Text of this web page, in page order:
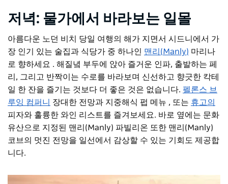
저녁: 물가에서 바라보는 일몰
아름다운 노던 비치 당일 여행의 해가 지면서 시드니에서 가
장 인기 있는 술집과 식당가 중 하나인 맨리(Manly) 마리나
로 향하세요 . 해질녘 부두에 앉아 즐거운 인파, 출발하는 페
리, 그리고 반짝이는 수로를 바라보며 신선하고 향긋한 칵테
일 한 잔을 즐기는 것보다 더 좋은 것은 없습니다. 펠론스 브
루잉 컴퍼니
장대한 전망과 지중해식 펍 메뉴 , 또는 휴고의
피자와 훌륭한 와인 리스트를 즐겨보세요. 바로 옆에는 문화
유산으로 지정된 맨리(Manly) 파빌리온 또한 맨리(Manly)
코브의 멋진 전망을 일선에서 감상할 수 있는 기회도 제공합
니다.